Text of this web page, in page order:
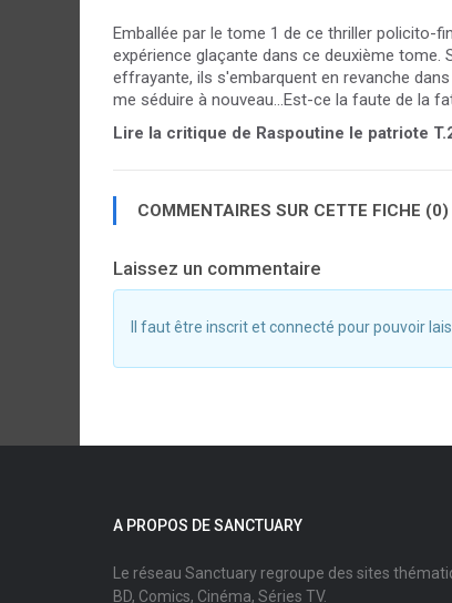
Emballée par le tome 1 de ce thriller policito-
expérience glaçante dans ce deuxième tome.
effrayante, ils s'embarquent en revanche
me séduire à nouveau...Est-ce la faute de la
Lire la critique de Raspoutine le patriote
COMMENTAIRES SUR CETTE FICHE (0)
Laissez un commentaire
Il faut être inscrit et connecté pour pouvoir
A PROPOS DE SANCTUARY
Le réseau Sanctuary regroupe des sites
BD, Comics, Cinéma, Séries TV.